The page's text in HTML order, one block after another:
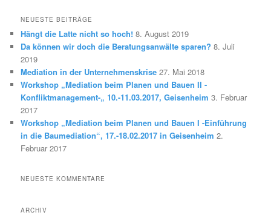
h
n
NEUESTE BEITRÄGE
Hängt die Latte nicht so hoch! 8. August 2019
Da können wir doch die Beratungsanwälte sparen? 8. Juli
2019
Mediation in der Unternehmenskrise 27. Mai 2018
Workshop „Mediation beim Planen und Bauen II -
Konfliktmanagement-„ 10.-11.03.2017, Geisenheim 3. Februar
2017
Workshop „Mediation beim Planen und Bauen I -Einführung
in die Baumediation“, 17.-18.02.2017 in Geisenheim 2.
Februar 2017
NEUESTE KOMMENTARE
ARCHIV